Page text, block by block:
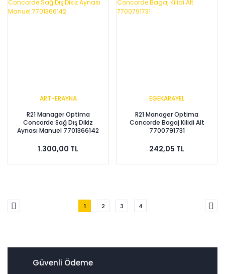
ART-ERAYNA
R21 Manager Optima
Concorde Sağ Dış Dikiz
Aynası Manuel 7701366142
1.300,00 TL
EGEKARAYEL
R21 Manager Optima
Concorde Bagaj Kilidi Alt
7700791731
242,05 TL
1 2 3 4
Güvenli Ödeme